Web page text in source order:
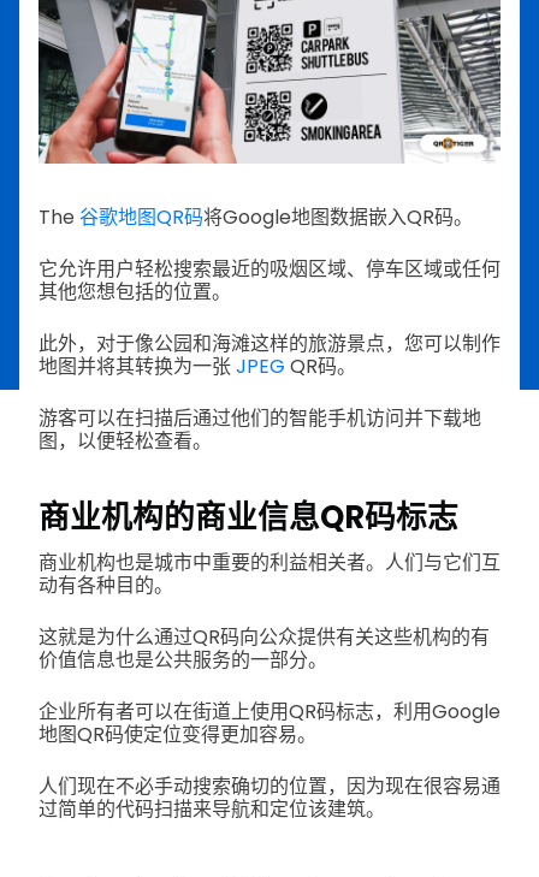
The 谷歌地图QR码将Google地图数据嵌入QR码。
它允许用户轻松搜索最近的吸烟区域、停车区域或任何
其他您想包括的位置。
此外，对于像公园和海滩这样的旅游景点，您可以制作
地图并将其转换为一张JPEG QR码。
游客可以在扫描后通过他们的智能手机访问并下载地
图，以便轻松查看。
商业机构的商业信息QR码标志
商业机构也是城市中重要的利益相关者。人们与它们互
动有各种目的。
这就是为什么通过QR码向公众提供有关这些机构的有
价值信息也是公共服务的一部分。
企业所有者可以在街道上使用QR码标志，利用Google
地图QR码使定位变得更加容易。
人们现在不必手动搜索确切的位置，因为现在很容易通
过简单的代码扫描来导航和定位该建筑。